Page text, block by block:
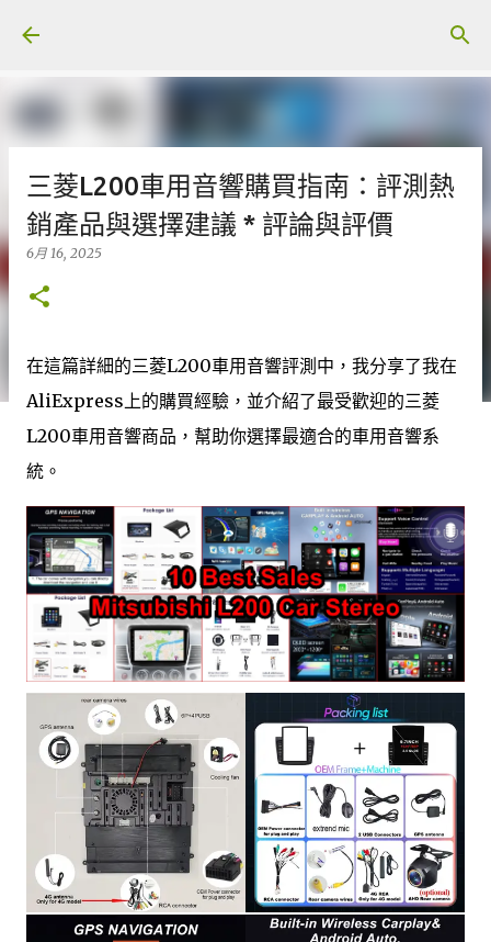
三菱L200車用音響購買指南：評測熱
銷產品與選擇建議 * 評論與評價
6月 16, 2025
在這篇詳細的三菱L200車用音響評測中，我分享了我在
AliExpress上的購買經驗，並介紹了最受歡迎的三菱
L200車用音響商品，幫助你選擇最適合的車用音響系
統。